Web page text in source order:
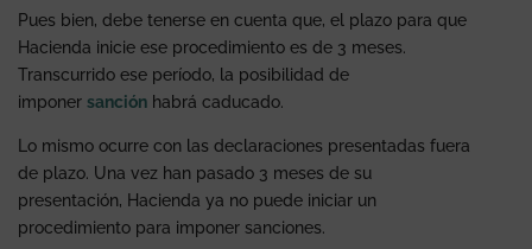
Pues bien, debe tenerse en cuenta que, el plazo para que
Hacienda inicie ese procedimiento es de 3 meses.
Transcurrido ese período, la posibilidad de
imponer sanciónhabrá caducado.
Lo mismo ocurre con las declaraciones presentadas fuera
de plazo. Una vez han pasado 3 meses de su
presentación, Hacienda ya no puede iniciar un
procedimiento para imponer sanciones.